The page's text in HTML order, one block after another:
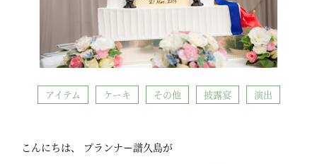
アイテム ケーキ その他 披露宴 演出
こんにちは、 プランナー譜久島が